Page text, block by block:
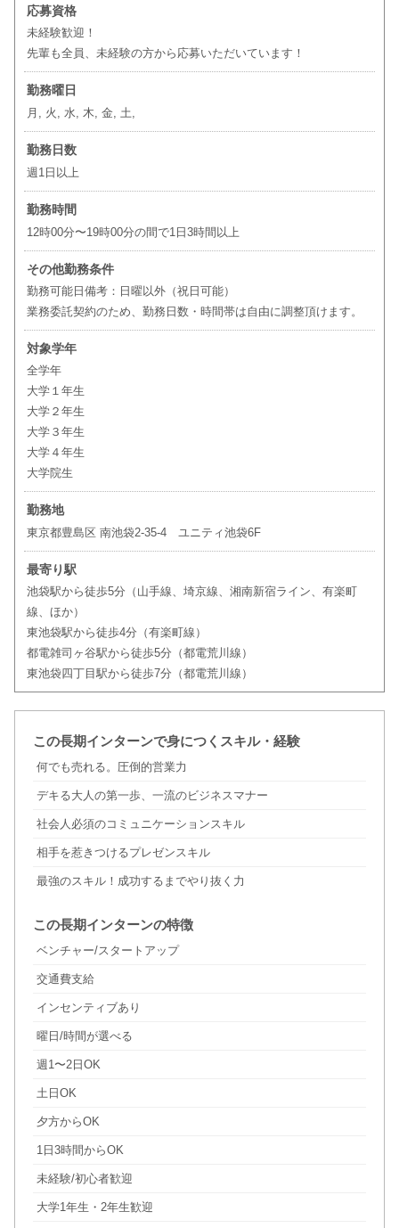
応募資格
未経験歓迎！
先輩も全員、未経験の方から応募いただいています！
勤務曜日
月, 火, 水, 木, 金, 土,
勤務日数
週1日以上
勤務時間
12時00分〜19時00分の間で1日3時間以上
その他勤務条件
勤務可能日備考：日曜以外（祝日可能）
業務委託契約のため、勤務日数・時間帯は自由に調整頂けます。
対象学年
全学年
大学１年生
大学２年生
大学３年生
大学４年生
大学院生
勤務地
東京都豊島区 南池袋2-35-4 ユニティ池袋6F
最寄り駅
池袋駅から徒歩5分（山手線、埼京線、湘南新宿ライン、有楽町
線、ほか）
東池袋駅から徒歩4分（有楽町線）
都電雑司ヶ谷駅から徒歩5分（都電荒川線）
東池袋四丁目駅から徒歩7分（都電荒川線）
この長期インターンで身につくスキル・経験
何でも売れる。圧倒的営業力
デキる大人の第一歩、一流のビジネスマナー
社会人必須のコミュニケーションスキル
相手を惹きつけるプレゼンスキル
最強のスキル！成功するまでやり抜く力
この長期インターンの特徴
ベンチャー/スタートアップ
交通費支給
インセンティブあり
曜日/時間が選べる
週1〜2日OK
土日OK
夕方からOK
1日3時間からOK
未経験/初心者歓迎
大学1年生・2年生歓迎